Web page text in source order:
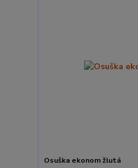
Osuška ekonom žlutá